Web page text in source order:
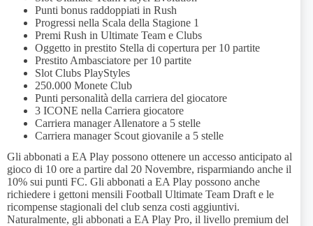
Punti bonus raddoppiati in Rush
Progressi nella Scala della Stagione 1
Premi Rush in Ultimate Team e Clubs
Oggetto in prestito Stella di copertura per 10 partite
Prestito Ambasciatore per 10 partite
Slot Clubs PlayStyles
250.000 Monete Club
Punti personalità della carriera del giocatore
3 ICONE nella Carriera giocatore
Carriera manager Allenatore a 5 stelle
Carriera manager Scout giovanile a 5 stelle
Gli abbonati a EA Play possono ottenere un accesso anticipato al
gioco di 10 ore a partire dal 20 Novembre, risparmiando anche il
10% sui punti FC. Gli abbonati a EA Play possono anche
richiedere i gettoni mensili Football Ultimate Team Draft e le
ricompense stagionali del club senza costi aggiuntivi.
Naturalmente, gli abbonati a EA Play Pro, il livello premium del